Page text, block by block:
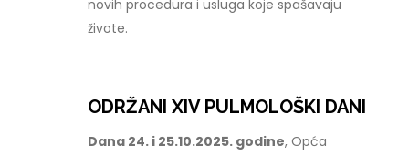
novih procedura i usluga koje spašavaju
živote.
ODRŽANI XIV PULMOLOŠKI DANI
Dana 24. i 25.10.2025. godine, Opća